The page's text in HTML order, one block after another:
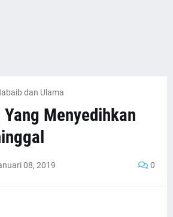
dan Ulama
Menyedihkan
08, 2019 0